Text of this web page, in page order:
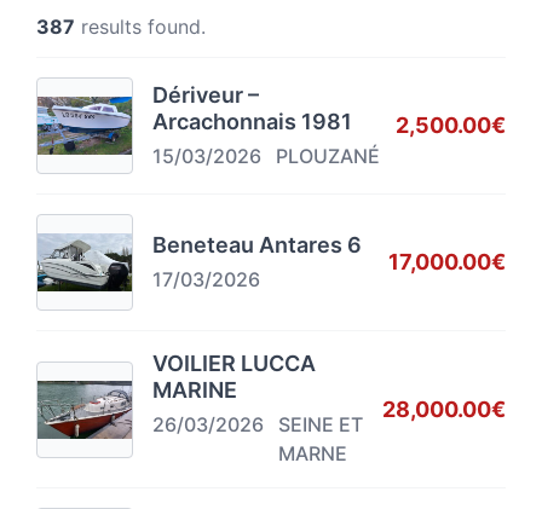
387 results found.
Dériveur –
Arcachonnais 1981
15/03/2026 PLOUZANÉ
2,500.00€
Beneteau Antares 6
17/03/2026
17,000.00€
VOILIER LUCCA
MARINE
26/03/2026
SEINE ET
MARNE
28,000.00€